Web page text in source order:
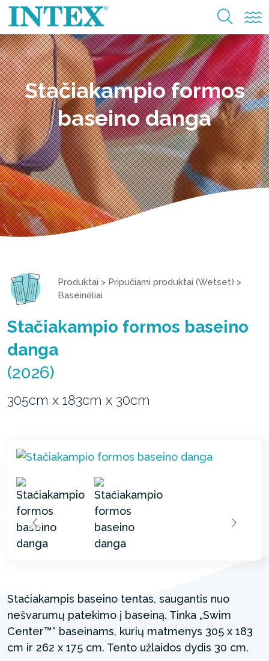
Stačiakampio formos
baseino danga
Produktai > Pripučiami produktai (Wetset) >
Baseinėliai
Stačiakampio formos baseino
danga
(2026)
305cm x 183cm x 30cm
Stačiakampis baseino tentas, saugantis nuo
nešvarumų patekimo į baseiną. Tinka „Swim
Center™“ baseinams, kurių matmenys 305 x 183
cm ir 262 x 175 cm. Tento užlaidos dydis 30 cm.